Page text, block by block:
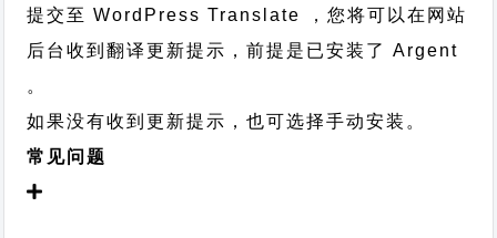
提交至 WordPress Translate ，您将可以在网站
后台收到翻译更新提示，前提是已安装了 Argent
。
如果没有收到更新提示，也可选择手动安装。
常见问题